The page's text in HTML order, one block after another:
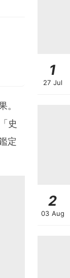
。
史
定
1
27 Jul
2
03 Aug